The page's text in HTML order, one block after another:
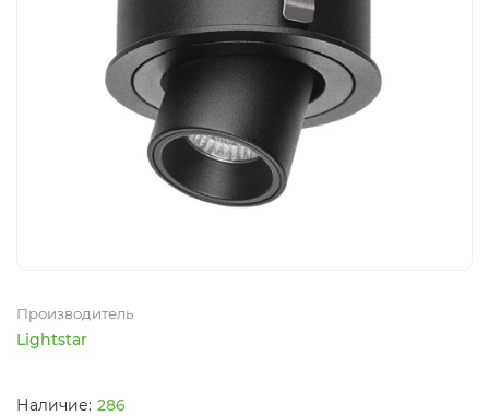
Производитель
Lightstar
286